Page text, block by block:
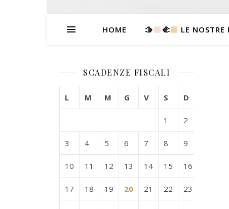
HOME 🫱 ‍🫲 LE NOSTRE
SCADENZE FISCALI
L M M G V S D
1 2
3 4 5 6 7 8 9
10 11 12 13 14 15 16
17 18 19 20 21 22 23